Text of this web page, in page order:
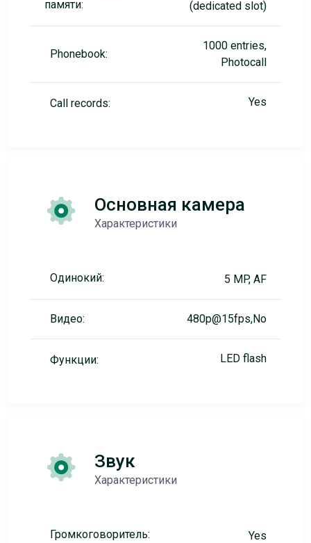
памяти:
(dedicated slot)
Phonebook:
1000 entries,
Photocall
Call records: Yes
Основная камера
Характеристики
Одинокий: 5 MP, AF
Видео: 480p@15fps,No
Функции: LED flash
Звук
Характеристики
Громкоговоритель: Yes